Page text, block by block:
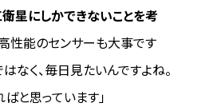
星にしかできないことを考
高性能のセンサーも大事です
なく、毎日見たいんですよね。
と思っています」